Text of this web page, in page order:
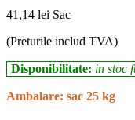
41,14 lei Sac
(Preturile includ TVA)
Disponibilitate: in stoc
Ambalare: sac 25 kg